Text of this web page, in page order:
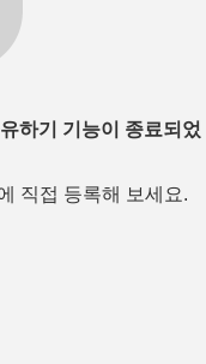
하기 기능이 종료되었
직접 등록해 보세요.